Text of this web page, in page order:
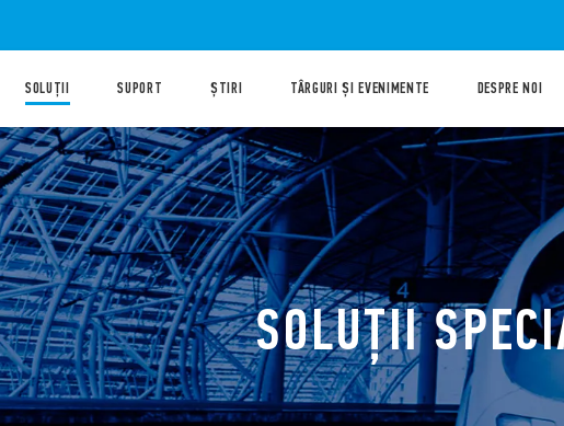
SOLUȚII SUPORT ȘTIRI TÂRGURI ȘI EVENIMENTE DESPRE NOI
SOLUȚII